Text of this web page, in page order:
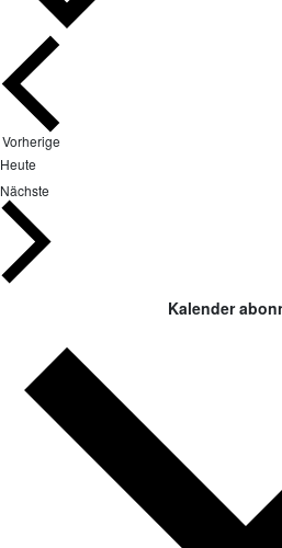
VorherigeVeranstaltungen
Heute
Nächste
Kalender